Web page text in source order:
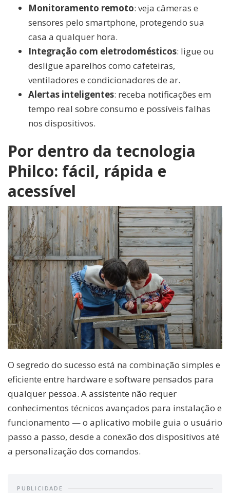
Monitoramento remoto: veja câmeras e
sensores pelo smartphone, protegendo sua
casa a qualquer hora.
Integração com eletrodomésticos: ligue ou
desligue aparelhos como cafeteiras,
ventiladores e condicionadores de ar.
Alertas inteligentes: receba notificações em
tempo real sobre consumo e possíveis falhas
nos dispositivos.
Por dentro da tecnologia
Philco: fácil, rápida e
acessível
O segredo do sucesso está na combinação simples e
eficiente entre hardware e software pensados para
qualquer pessoa. A assistente não requer
conhecimentos técnicos avançados para instalação e
funcionamento — o aplicativo mobile guia o usuário
passo a passo, desde a conexão dos dispositivos até
a personalização dos comandos.
PUBLICIDADE